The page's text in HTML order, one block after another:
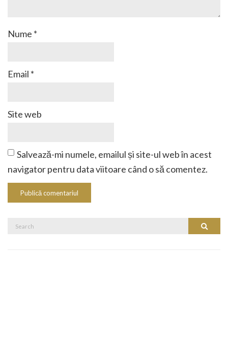
Nume *
Email *
Site web
Salvează-mi numele, emailul și site-ul web în acest
navigator pentru data viitoare când o să comentez.
Search